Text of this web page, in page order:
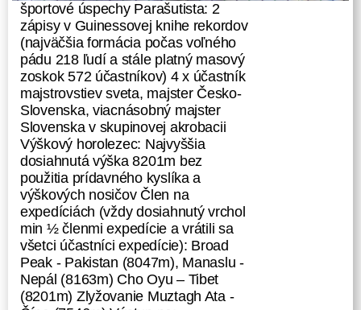
športové úspechy Parašutista: 2
zápisy v Guinessovej knihe rekordov
(najväčšia formácia počas voľného
pádu 218 ľudí a stále platný masový
zoskok 572 účastníkov) 4 x účastník
majstrovstiev sveta, majster Česko-
Slovenska, viacnásobný majster
Slovenska v skupinovej akrobacii
Výškový horolezec: Najvyššia
dosiahnutá výška 8201m bez
použitia prídavného kyslíka a
výškových nosičov Člen na
expedíciách (vždy dosiahnutý vrchol
min ½ členmi expedície a vrátili sa
všetci účastníci expedície): Broad
Peak - Pakistan (8047m), Manaslu -
Nepál (8163m) Cho Oyu – Tibet
(8201m) Zlyžovanie Muztagh Ata -